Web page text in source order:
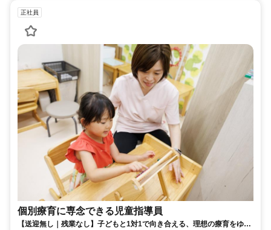
正社員
個別療育に専念できる児童指導員
【送迎無し｜残業なし】子どもと1対1で向き合える、理想の療育をゆめ